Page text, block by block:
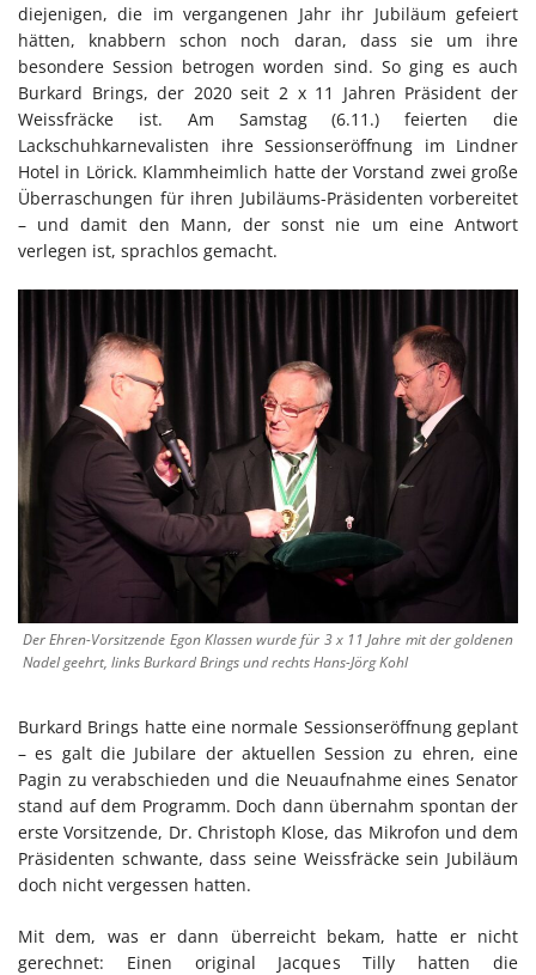
diejenigen, die im vergangenen Jahr ihr Jubiläum gefeiert
hätten, knabbern schon noch daran, dass sie um ihre
besondere Session betrogen worden sind. So ging es auch
Burkard Brings, der 2020 seit 2 x 11 Jahren Präsident der
Weissfräcke ist. Am Samstag (6.11.) feierten die
Lackschuhkarnevalisten ihre Sessionseröffnung im Lindner
Hotel in Lörick. Klammheimlich hatte der Vorstand zwei große
Überraschungen für ihren Jubiläums-Präsidenten vorbereitet
– und damit den Mann, der sonst nie um eine Antwort
verlegen ist, sprachlos gemacht.
Der Ehren-Vorsitzende Egon Klassen wurde für 3 x 11 Jahre mit der goldenen
Nadel geehrt, links Burkard Brings und rechts Hans-Jörg Kohl
Burkard Brings hatte eine normale Sessionseröffnung geplant
– es galt die Jubilare der aktuellen Session zu ehren, eine
Pagin zu verabschieden und die Neuaufnahme eines Senator
stand auf dem Programm. Doch dann übernahm spontan der
erste Vorsitzende, Dr. Christoph Klose, das Mikrofon und dem
Präsidenten schwante, dass seine Weissfräcke sein Jubiläum
doch nicht vergessen hatten.
Mit dem, was er dann überreicht bekam, hatte er nicht
gerechnet: Einen original Jacques Tilly hatten die